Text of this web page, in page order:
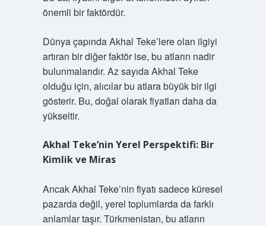
önemli bir faktördür.
Dünya çapında Akhal Teke’lere olan ilgiyi
artıran bir diğer faktör ise, bu atların nadir
bulunmalarıdır. Az sayıda Akhal Teke
olduğu için, alıcılar bu atlara büyük bir ilgi
gösterir. Bu, doğal olarak fiyatları daha da
yükseltir.
Akhal Teke’nin Yerel Perspektifi: Bir
Kimlik ve Miras
Ancak Akhal Teke’nin fiyatı sadece küresel
pazarda değil, yerel toplumlarda da farklı
anlamlar taşır. Türkmenistan, bu atların